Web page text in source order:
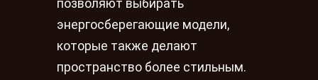
позволяют выбирать
энергосберегающие модели,
которые также делают
пространство более стильным.